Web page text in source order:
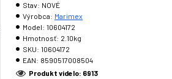
Stav: NOVÉ
Výrobca: Marimex
Model: 10604172
Hmotnosť: 2.10kg
SKU: 10604172
EAN: 8590517008504
Produkt videlo: 6913